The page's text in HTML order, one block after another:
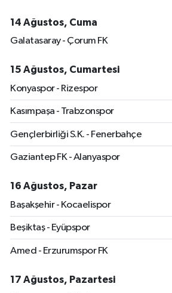
14 Ağustos, Cuma
Galatasaray - Çorum FK
15 Ağustos, Cumartesi
Konyaspor - Rizespor
Kasımpaşa - Trabzonspor
Gençlerbirliği S.K. - Fenerbahçe
Gaziantep FK - Alanyaspor
16 Ağustos, Pazar
Başakşehir - Kocaelispor
Beşiktaş - Eyüpspor
Amed - Erzurumspor FK
17 Ağustos, Pazartesi